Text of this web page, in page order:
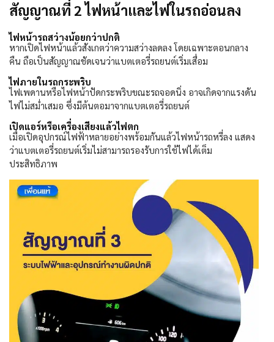
สัญญาณที่ 2 ไฟหน้าและไฟในรถอ่อนลง
ไฟหน้ารถสว่างน้อยกว่าปกติ
หากเปิดไฟหน้าแล้วสังเกตว่าความสว่างลดลง โดยเฉพาะตอนกลาง
คืน ถือเป็นสัญญาณชัดเจนว่าแบตเตอรี่รถยนต์เริ่มเสื่อม
ไฟภายในรถกระพริบ
ไฟเพดานหรือไฟหน้าปัดกระพริบขณะรถจอดนิ่ง อาจเกิดจากแรงดัน
ไฟไม่สม่ำเสมอ ซึ่งมีต้นตอมาจากแบตเตอรี่รถยนต์
เปิดแอร์หรือเครื่องเสียงแล้วไฟตก
เมื่อเปิดอุปกรณ์ไฟฟ้าหลายอย่างพร้อมกันแล้วไฟหน้ารถหรี่ลง แสดง
ว่าแบตเตอรี่รถยนต์เริ่มไม่สามารถรองรับการใช้ไฟได้เต็ม
ประสิทธิภาพ